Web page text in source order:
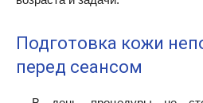
Подготовка кожи
перед сеансом